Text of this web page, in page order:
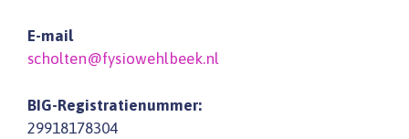
E-mail
scholten@fysiowehlbeek.nl
BIG-Registratienummer:
29918178304